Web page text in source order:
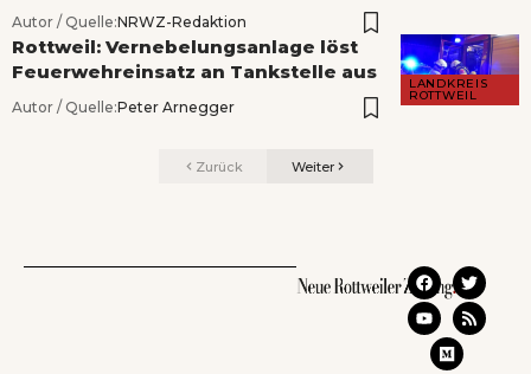
Autor / Quelle:NRWZ-Redaktion
LANDKREIS
ROTTWEIL
Rottweil: Vernebelungsanlage löst
Feuerwehreinsatz an Tankstelle aus
Autor / Quelle:Peter Arnegger
Zurück Weiter